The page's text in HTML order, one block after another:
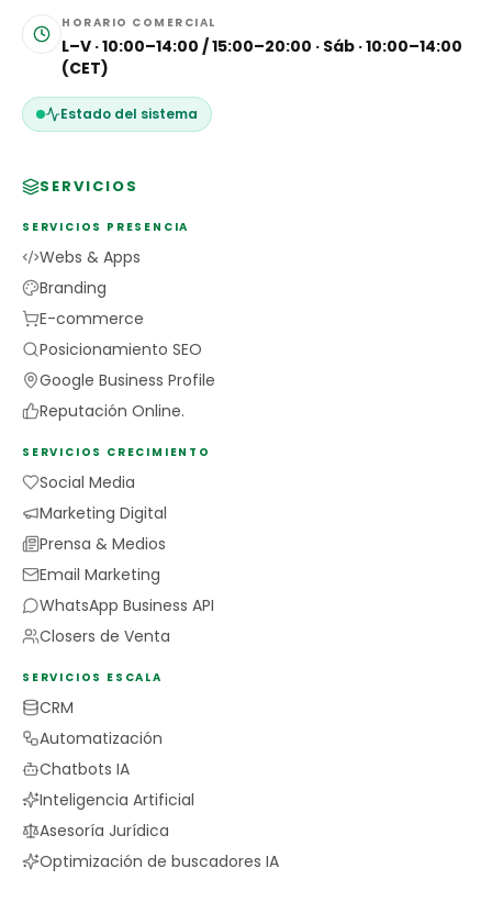
HORARIO COMERCIAL
L–V · 10:00–14:00 / 15:00–20:00 · Sáb · 10:00–14:00
(CET)
Estado del sistema
SERVICIOS
SERVICIOS PRESENCIA
Webs & Apps
Branding
E-commerce
Posicionamiento SEO
Google Business Profile
Reputación Online.
SERVICIOS CRECIMIENTO
Social Media
Marketing Digital
Prensa & Medios
Email Marketing
WhatsApp Business API
Closers de Venta
SERVICIOS ESCALA
CRM
Automatización
Chatbots IA
Inteligencia Artificial
Asesoría Jurídica
Optimización de buscadores IA